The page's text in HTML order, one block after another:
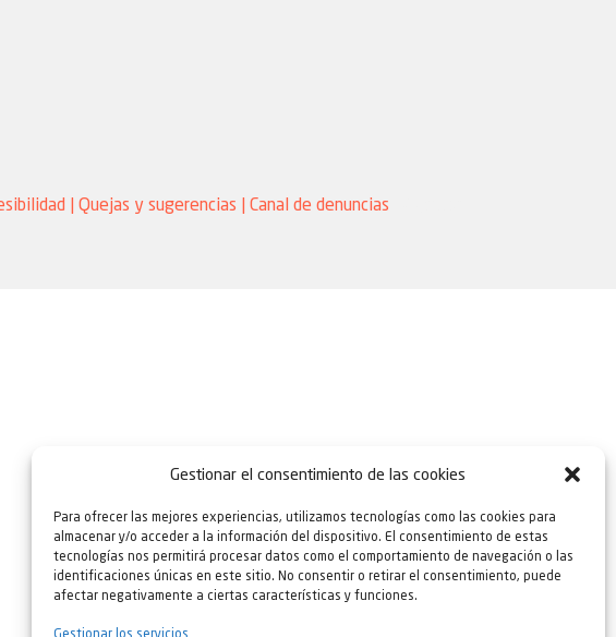
Gestionar el consentimiento de las cookies
Para ofrecer las mejores experiencias, utilizamos tecnologías como las cookies para
almacenar y/o acceder a la información del dispositivo. El consentimiento de estas
tecnologías nos permitirá procesar datos como el comportamiento de navegación o las
identificaciones únicas en este sitio. No consentir o retirar el consentimiento, puede
afectar negativamente a ciertas características y funciones.
Gestionar los servicios
| Quejas y sugerencias | Canal de denuncias